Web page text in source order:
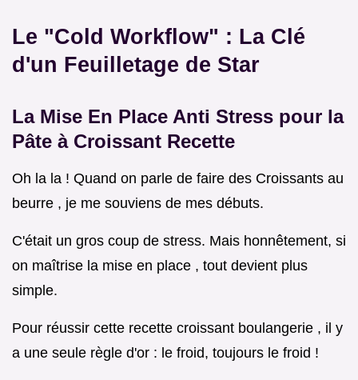
Le "Cold Workflow" : La Clé
d'un Feuilletage de Star
La Mise En Place Anti Stress pour la
Pâte à Croissant Recette
Oh la la ! Quand on parle de faire des Croissants au
beurre , je me souviens de mes débuts.
C'était un gros coup de stress. Mais honnêtement, si
on maîtrise la mise en place , tout devient plus
simple.
Pour réussir cette recette croissant boulangerie , il y
a une seule règle d'or : le froid, toujours le froid !